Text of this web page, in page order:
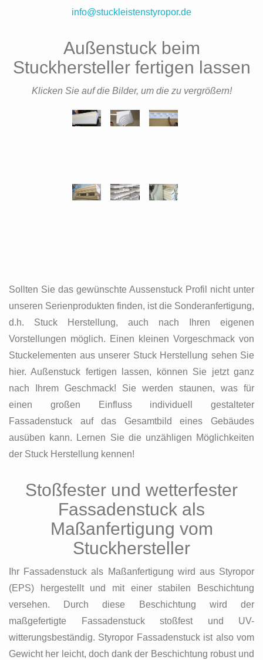
info@stuckleistenstyropor.de
Außenstuck beim
Stuckhersteller fertigen lassen
Klicken Sie auf die Bilder, um die zu vergrößern!
Sollten Sie das gewünschte Aussenstuck Profil nicht unter
unseren Serienprodukten finden, ist die Sonderanfertigung,
d.h. Stuck Herstellung, auch nach Ihren eigenen
Vorstellungen möglich. Einen kleinen Vorgeschmack von
Stuckelementen aus unserer Stuck Herstellung sehen Sie
hier. Außenstuck fertigen lassen, können Sie jetzt ganz
nach Ihrem Geschmack! Sie werden staunen, was für
einen großen Einfluss individuell gestalteter
Fassadenstuck auf das Gesamtbild eines Gebäudes
ausüben kann. Lernen Sie die unzähligen Möglichkeiten
der Stuck Herstellung kennen!
Stoßfester und wetterfester
Fassadenstuck als
Maßanfertigung vom
Stuckhersteller
Ihr Fassadenstuck als Maßanfertigung wird aus Styropor
(EPS) hergestellt und mit einer stabilen Beschichtung
versehen. Durch diese Beschichtung wird der
maßgefertigte Fassadenstuck stoßfest und UV-
witterungsbeständig. Styropor Fassadenstuck ist also vom
Gewicht her leicht, doch dank der Beschichtung robust und